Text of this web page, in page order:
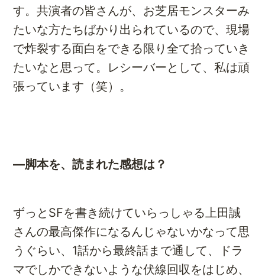
す。共演者の皆さんが、お芝居モンスターみ
たいな方たちばかり出られているので、現場
で炸裂する面白をできる限り全て拾っていき
たいなと思って。レシーバーとして、私は頑
張っています（笑）。
―脚本を、読まれた感想は？
ずっとSFを書き続けていらっしゃる上田誠
さんの最高傑作になるんじゃないかなって思
うぐらい、1話から最終話まで通して、ドラ
マでしかできないような伏線回収をはじめ、